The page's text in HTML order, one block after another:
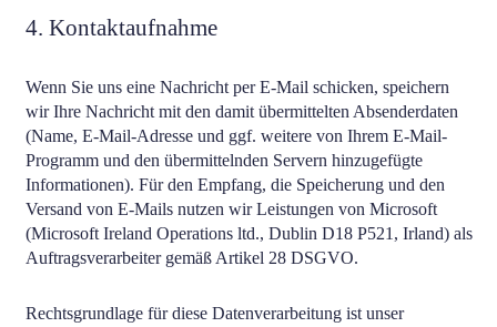
4. Kontaktaufnahme
Wenn Sie uns eine Nachricht per E-Mail schicken, speichern
wir Ihre Nachricht mit den damit übermittelten Absenderdaten
(Name, E-Mail-Adresse und ggf. weitere von Ihrem E-Mail-
Programm und den übermittelnden Servern hinzugefügte
Informationen). Für den Empfang, die Speicherung und den
Versand von E-Mails nutzen wir Leistungen von Microsoft
(Microsoft Ireland Operations ltd., Dublin D18 P521, Irland) als
Auftragsverarbeiter gemäß Artikel 28 DSGVO.
Rechtsgrundlage für diese Datenverarbeitung ist unser